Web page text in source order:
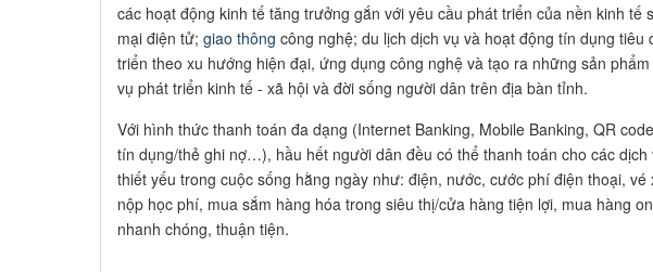
các hoạt động kinh tế tăng trưởng gắn với yêu cầu phát triển của nền kinh tế
mại điện tử; giao thông công nghệ; du lịch dịch vụ và hoạt động tín dụng
triển theo xu hướng hiện đại, ứng dụng công nghệ và tạo ra những sản
vụ phát triển kinh tế - xã hội và đời sống người dân trên địa bàn tỉnh.
Với hình thức thanh toán đa dạng (Internet Banking, Mobile Banking, QR
tín dụng/thẻ ghi nợ…), hầu hết người dân đều có thể thanh toán cho các dịch
thiết yếu trong cuộc sống hằng ngày như: điện, nước, cước phí điện thoại, vé
nộp học phí, mua sắm hàng hóa trong siêu thị/cửa hàng tiện lợi, mua hàng
nhanh chóng, thuận tiện.